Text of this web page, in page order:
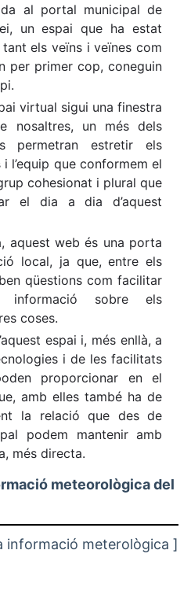
al portal municipal de
un espai que ha estat
els veïns i veïnes com
per primer cop, coneguin
virtual sigui una finestra
nosaltres, un més dels
permetran estretir els
l’equip que conformem el
cohesionat i plural que
el dia a dia d’aquest
aquest web és una porta
local, ja que, entre els
qüestions com facilitar
sobre els
coses.
espai i, més enllà, a
i de les facilitats
proporcionar en el
amb elles també ha de
la relació que des de
podem mantenir amb
més directa.
meteorològica del
informació meterològica ]